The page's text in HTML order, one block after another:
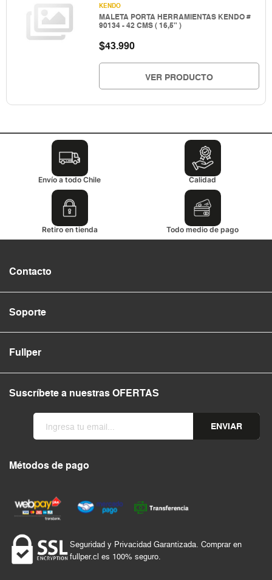
KENDO
MALETA PORTA HERRAMIENTAS KENDO #
90134 - 42 CMS ( 16,5" )
$43.990
VER PRODUCTO
Envío a todo Chile Calidad
Retiro en tienda Todo medio de pago
Contacto
Soporte
Fullper
Suscríbete a nuestras OFERTAS
ENVIAR
Métodos de pago
Seguridad y Privacidad Garantizada. Comprar en
fullper.cl es 100% seguro.